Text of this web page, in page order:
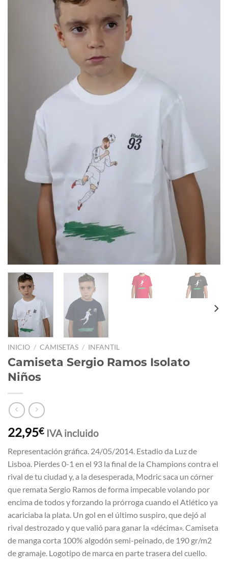
INICIO / CAMISETAS / INFANTIL
Camiseta Sergio Ramos Isolato
Niños
22,95€ IVA incluido
Representación gráfica. 24/05/2014. Estadio da Luz de
Lisboa. Pierdes 0-1 en el 93 la final de la Champions contra el
rival de tu ciudad y, a la desesperada, Modric saca un córner
que remata Sergio Ramos de forma impecable volando por
encima de todos y forzando la prórroga cuando el Atlético ya
acariciaba la plata. Un gol en el último suspiro, que dejó al
rival destrozado y que valió para ganar la «décima». Camiseta
de manga corta 100% algodón semi-peinado, de 190 gr/m2
de gramaje. Logotipo de marca en parte trasera del cuello.